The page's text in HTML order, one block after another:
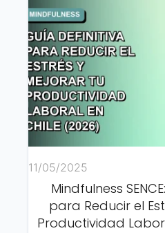
11/05/2025
Mindfulness
para Reducir el
Productividad